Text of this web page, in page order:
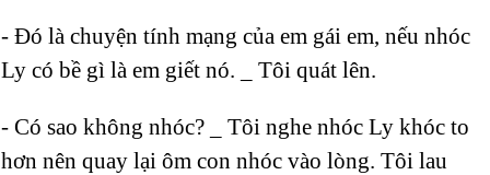
- Đó là chuyện tính mạng của em gái em, nếu nhóc
Ly có bề gì là em giết nó. _ Tôi quát lên.
- Có sao không nhóc? _ Tôi nghe nhóc Ly khóc to
hơn nên quay lại ôm con nhóc vào lòng. Tôi lau